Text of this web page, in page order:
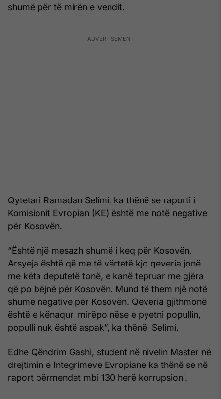
shumë për të mirën e vendit.
Qytetari Ramadan Selimi, ka thënë se raporti i
Komisionit Evropian (KE) është me notë negative
për Kosovën.
“Është një mesazh shumë i keq për Kosovën.
Arsyeja është që me të vërtetë kjo qeveria jonë
me këta deputetë tonë, e kanë tepruar me gjëra
që po bëjnë për Kosovën. Mund të them një notë
shumë negative për Kosovën. Qeveria gjithmonë
është e kënaqur, mirëpo nëse e pyetni popullin,
populli nuk është aspak”, ka thënë Selimi.
Edhe Qëndrim Gashi, student në nivelin Master në
drejtimin e Integrimeve Evropiane ka thënë se në
raport përmendet mbi 130 herë korrupsioni.